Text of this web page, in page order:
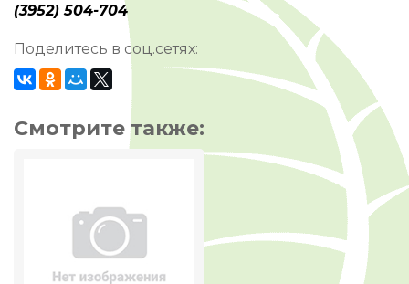
(3952) 504-704
Поделитесь в соц.сетях:
Смотрите также: